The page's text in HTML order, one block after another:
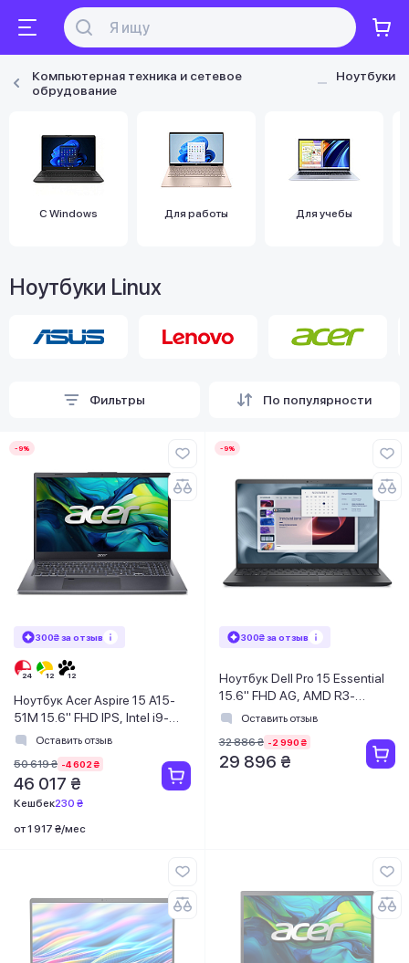
Компьютерная техника и сетевое
обрудование
Ноутбуки
С Windows Для работы Для учебы
Ноутбуки Linux
Фильтры По популярности
-9%
300₴ за отзыв
Ноутбук Acer Aspire 15 A15-
51M 15.6" FHD IPS, Intel i9-
13900H, 16GB, F1TB, UMA,
Оставить отзыв
50 619 ₴ -4 602 ₴
46 017 ₴
Кешбек230 ₴
от 1 917 ₴/мес
-9%
300₴ за отзыв
Ноутбук Dell Pro 15 Essential
15.6" FHD AG, AMD R3-
7320U, 8GB, F512GB, UMA,
Оставить отзыв
32 886 ₴ -2 990 ₴
29 896 ₴